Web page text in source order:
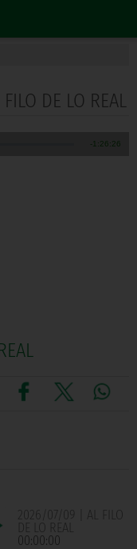
DE LO REAL
2026/07/09 | AL FILO
DE LO REAL
00:00:00